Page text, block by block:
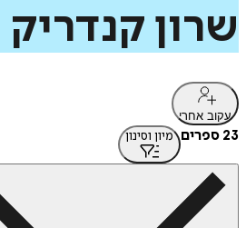
שרון קנדריק
עקוב אחרי
23 ספרים מיון וסינון